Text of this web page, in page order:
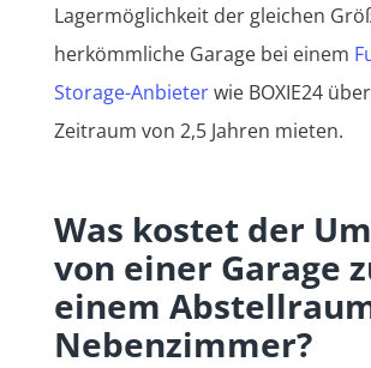
Lagermöglichkeit der gleichen
herkömmliche Garage bei einem
Storage-Anbieterwie BOXIE24
Zeitraum von 2,5 Jahren mieten.
Was kostet der
von einer Garage
einem
Nebenzimmer?